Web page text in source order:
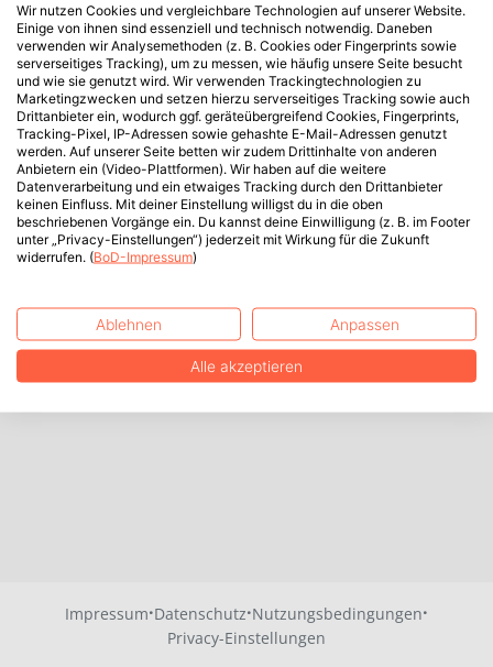
Impressum·Datenschutz·Nutzungsbedingungen·
Privacy-Einstellungen
Wir nutzen Cookies und vergleichbare Technologien auf unserer Website.
Einige von ihnen sind essenziell und technisch notwendig. Daneben
verwenden wir Analysemethoden (z. B. Cookies oder Fingerprints sowie
serverseitiges Tracking), um zu messen, wie häufig unsere Seite besucht
und wie sie genutzt wird. Wir verwenden Trackingtechnologien zu
Marketingzwecken und setzen hierzu serverseitiges Tracking sowie auch
Drittanbieter ein, wodurch ggf. geräteübergreifend Cookies, Fingerprints,
Tracking-Pixel, IP-Adressen sowie gehashte E-Mail-Adressen genutzt
werden. Auf unserer Seite betten wir zudem Drittinhalte von anderen
Anbietern ein (Video-Plattformen). Wir haben auf die weitere
Datenverarbeitung und ein etwaiges Tracking durch den Drittanbieter
keinen Einfluss. Mit deiner Einstellung willigst du in die oben
beschriebenen Vorgänge ein. Du kannst deine Einwilligung (z. B. im Footer
unter „Privacy-Einstellungen“) jederzeit mit Wirkung für die Zukunft
widerrufen. (BoD-Impressum)
Ablehnen Anpassen
Alle akzeptieren